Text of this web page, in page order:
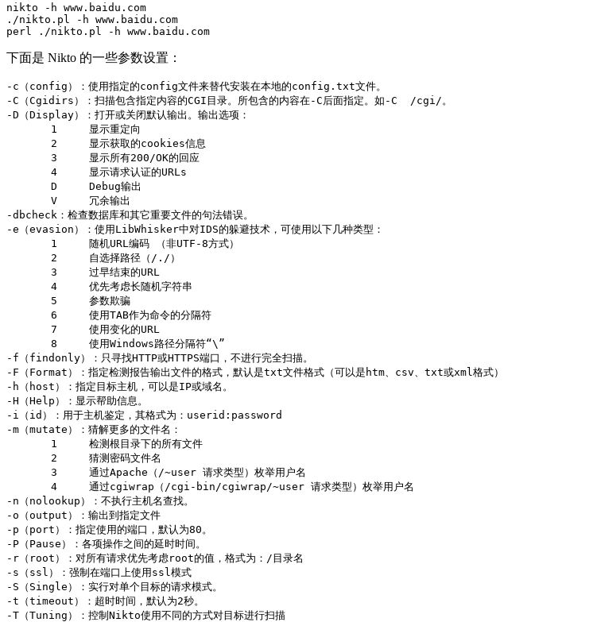
nikto -h www.baidu.com
./nikto.pl -h www.baidu.com
perl ./nikto.pl -h www.baidu.com
下面是 Nikto 的一些参数设置：
-c（config）：使用指定的config文件来替代安装在本地的config.txt文件。
-C（Cgidirs）：扫描包含指定内容的CGI目录。所包含的内容在-C后面指定。如-C  /cgi/。
-D（Display）：打开或关闭默认输出。输出选项：
       1     显示重定向
       2     显示获取的cookies信息
       3     显示所有200/OK的回应
       4     显示请求认证的URLs
       D     Debug输出
       V     冗余输出
-dbcheck：检查数据库和其它重要文件的句法错误。
-e（evasion）：使用LibWhisker中对IDS的躲避技术，可使用以下几种类型：
       1     随机URL编码 （非UTF-8方式）
       2     自选择路径（/./）
       3     过早结束的URL
       4     优先考虑长随机字符串
       5     参数欺骗
       6     使用TAB作为命令的分隔符
       7     使用变化的URL
       8     使用Windows路径分隔符“\”
-f（findonly）：只寻找HTTP或HTTPS端口，不进行完全扫描。
-F（Format）：指定检测报告输出文件的格式，默认是txt文件格式（可以是htm、csv、txt或xml格式）
-h（host）：指定目标主机，可以是IP或域名。
-H（Help）：显示帮助信息。
-i（id）：用于主机鉴定，其格式为：userid:password
-m（mutate）：猜解更多的文件名：
       1     检测根目录下的所有文件
       2     猜测密码文件名
       3     通过Apache（/~user 请求类型）枚举用户名
       4     通过cgiwrap（/cgi-bin/cgiwrap/~user 请求类型）枚举用户名
-n（nolookup）：不执行主机名查找。
-o（output）：输出到指定文件
-p（port）：指定使用的端口，默认为80。
-P（Pause）：各项操作之间的延时时间。
-r（root）：对所有请求优先考虑root的值，格式为：/目录名
-s（ssl）：强制在端口上使用ssl模式
-S（Single）：实行对单个目标的请求模式。
-t（timeout）：超时时间，默认为2秒。
-T（Tuning）：控制Nikto使用不同的方式对目标进行扫描